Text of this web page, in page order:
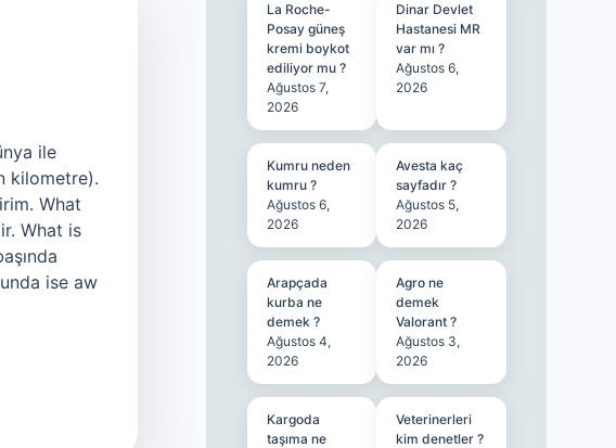
ile
kilometre).
What
What is
ise aw
La Roche-
Posay güneş
kremi boykot
ediliyor mu ?
Ağustos 7,
2026
Dinar Devlet
Hastanesi MR
var mı ?
Ağustos 6,
2026
Kumru neden
kumru ?
Ağustos 6,
2026
Avesta kaç
sayfadır ?
Ağustos 5,
2026
Arapçada
kurba ne
demek ?
Ağustos 4,
2026
Agro ne
demek
Valorant ?
Ağustos 3,
2026
Kargoda
taşıma ne
Veterinerleri
kim denetler ?